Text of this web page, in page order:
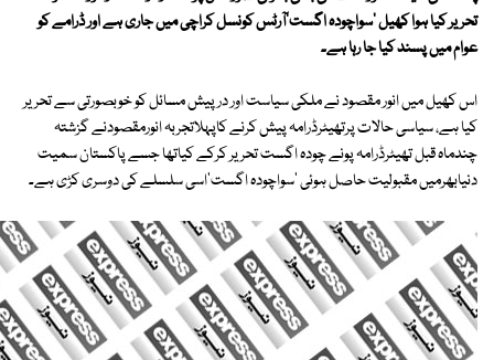
تحریر کیا ہوا کھیل 'سواچودہ اگست'آرٹس کونسل کراچی میں جاری ہے اور ڈرامے کو
عوام میں پسند کیا جا رہا ہے۔
اس کھیل میں انور مقصود نے ملکی سیاست اور درپیش مسائل کو خوبصورتی سے تحریر
کیا ہے، سیاسی حالات پرتھیٹرڈرامہ پیش کرنے کاپہلاتجربہ انورمقصودنے گزشتہ
چندماہ قبل تھیٹرڈرامہ پونے چودہ اگست تحریر کرکے کیاتھا جسے پاکستان سمیت
دنیابھرمیں مقبولیت حاصل ہوئی 'سواچودہ اگست'اسی سلسلے کی دوسری کڑی ہے۔